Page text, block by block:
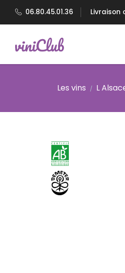
06.80.45.01.36 Livraison
Les vins L